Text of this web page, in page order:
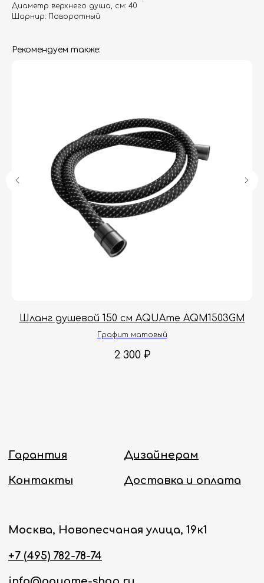
Диаметр верхнего душа, см: 40
Шарнир: Поворотный
Рекомендуем также:
Шланг душевой 150 см AQUAme AQM1503GM
Графит матовый
2 300 ₽
Доставка и оплата
Москва, Новопесчаная улица, 19к1
+7 (495) 782-78-74
info@aquame-shop.ru